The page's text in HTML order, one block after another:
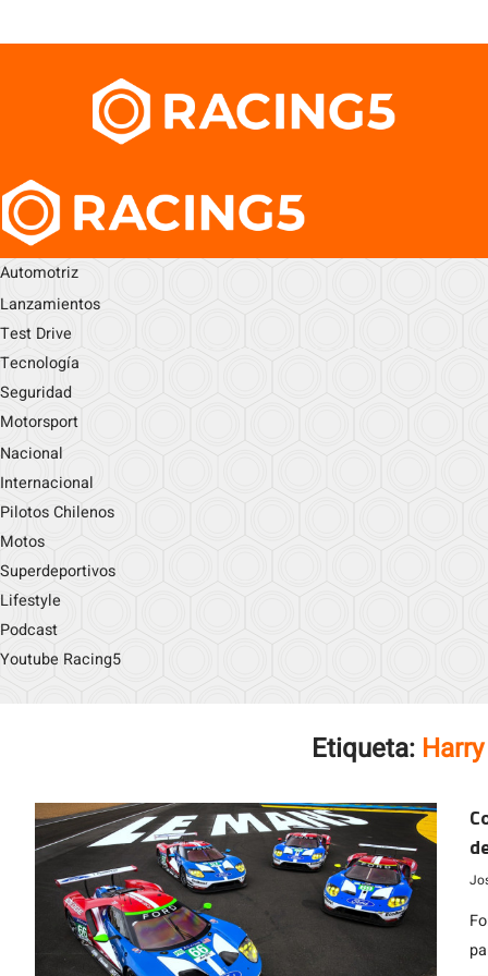
Automotriz
Lanzamientos
Test Drive
Tecnología
Seguridad
Motorsport
Nacional
Internacional
Pilotos Chilenos
Motos
Superdeportivos
Lifestyle
Podcast
Youtube Racing5
Etiqueta: